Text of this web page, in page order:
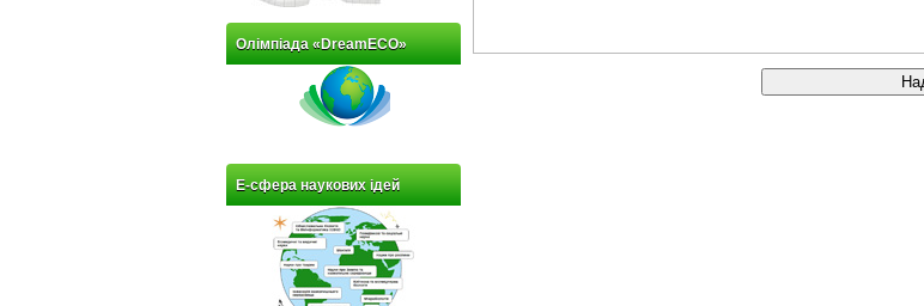
Олімпіада «DreamECO»
Е-сфера наукових ідей